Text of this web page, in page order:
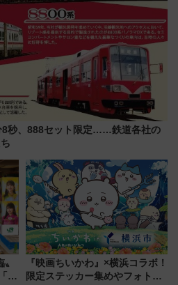
8秒、888セット限定……鉄道各社の
真
『映画ちいかわ』×横浜コラボ！
限定ステッカー集めやフォトス